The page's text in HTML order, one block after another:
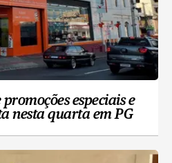
especiais e
nesta quarta em PG